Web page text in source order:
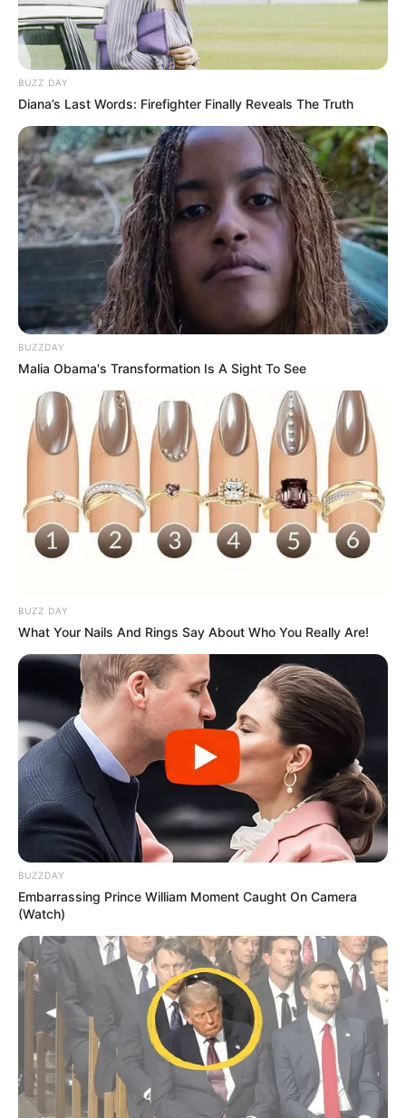
BUZZ DAY
Diana’s Last Words: Firefighter Finally Reveals The Truth
BUZZDAY
Malia Obama's Transformation Is A Sight To See
BUZZ DAY
What Your Nails And Rings Say About Who You Really Are!
BUZZDAY
Embarrassing Prince William Moment Caught On Camera
(Watch)